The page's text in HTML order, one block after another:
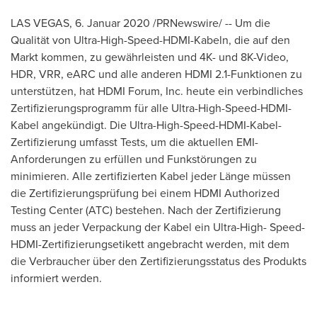
LAS VEGAS, 6. Januar 2020 /PRNewswire/ -- Um die
Qualität von Ultra-High-Speed-HDMI-Kabeln, die auf den
Markt kommen, zu gewährleisten und 4K- und 8K-Video,
HDR, VRR, eARC und alle anderen HDMI 2.1-Funktionen zu
unterstützen, hat HDMI Forum, Inc. heute ein verbindliches
Zertifizierungsprogramm für alle Ultra-High-Speed-HDMI-
Kabel angekündigt. Die Ultra-High-Speed-HDMI-Kabel-
Zertifizierung umfasst Tests, um die aktuellen EMI-
Anforderungen zu erfüllen und Funkstörungen zu
minimieren. Alle zertifizierten Kabel jeder Länge müssen
die Zertifizierungsprüfung bei einem HDMI Authorized
Testing Center (ATC) bestehen. Nach der Zertifizierung
muss an jeder Verpackung der Kabel ein Ultra-High- Speed-
HDMI-Zertifizierungsetikett angebracht werden, mit dem
die Verbraucher über den Zertifizierungsstatus des Produkts
informiert werden.